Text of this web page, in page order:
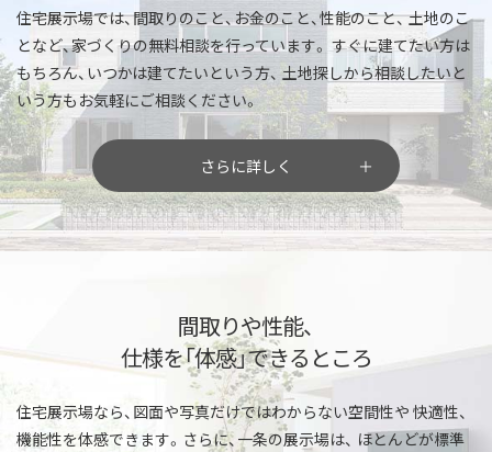
住宅展示場では、間取りのこと、お金のこと、性能のこと、土地のこ
となど、家づくりの無料相談を行っています。 すぐに建てたい方は
もちろん、いつかは建てたいという方、 土地探しから相談したいと
いう方もお気軽にご相談ください。
さらに詳しく
間取りや性能、
仕様を「体感」できるところ
住宅展示場なら、図面や写真だけではわからない空間性や 快適性、
機能性を体感できます。さらに、一条の展示場は、 ほとんどが標準